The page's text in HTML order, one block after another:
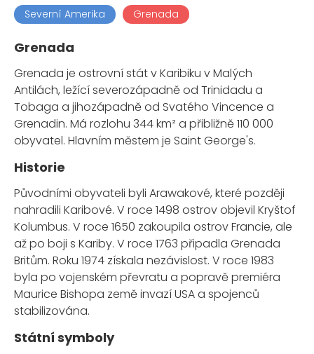
Severní Amerika Grenada
Grenada
Grenada je ostrovní stát v Karibiku v Malých
Antilách, ležící severozápadně od Trinidadu a
Tobaga a jihozápadně od Svatého Vincence a
Grenadin. Má rozlohu 344 km² a přibližně 110 000
obyvatel. Hlavním městem je Saint George's.
Historie
Původními obyvateli byli Arawakové, které později
nahradili Karibové. V roce 1498 ostrov objevil Kryštof
Kolumbus. V roce 1650 zakoupila ostrov Francie, ale
až po boji s Kariby. V roce 1763 připadla Grenada
Britům. Roku 1974 získala nezávislost. V roce 1983
byla po vojenském převratu a popravě premiéra
Maurice Bishopa země invazí USA a spojenců
stabilizována.
Státní symboly